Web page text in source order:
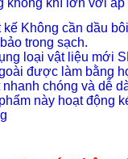
không khí lớn với
kế Không cần dầu
trong sạch.
loại vật liệu mới
được làm bằng
nhanh chóng và dễ
này hoạt động